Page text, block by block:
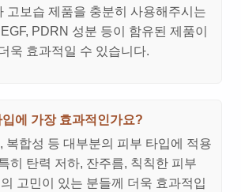
고보습 제품을 충분히 사용해주시는
PDRN 성분 등이 함유된 제품이
욱 효과적일 수 있습니다.
에 가장 효과적인가요?
복합성 등 대부분의 피부 타입에 적용
히 탄력 저하, 잔주름, 칙칙한 피부
고민이 있는 분들께 더욱 효과적입